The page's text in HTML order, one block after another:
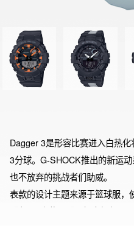
Dagger 3是形容比赛进入白热
3分球。G-SHOCK推出的新运
也不放弃的挑战者们助威。
表款的设计主题来源于篮球服，
配色。3点位置配以相应颜色，